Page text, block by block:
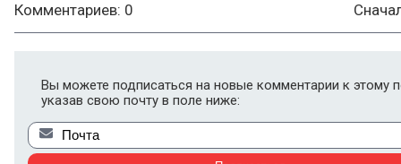
Комментариев: 0
Вы можете подписаться на новые комментарии к этому
указав свою почту в поле ниже: